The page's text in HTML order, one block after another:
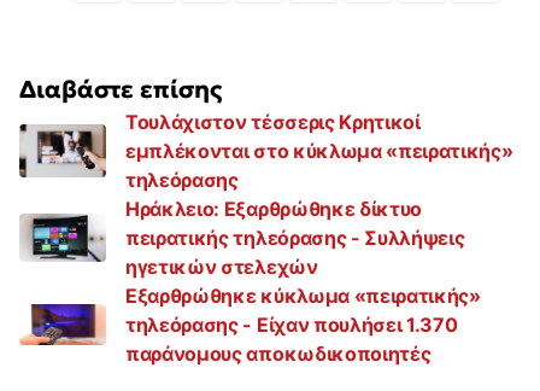
Διαβάστε επίσης
Τουλάχιστον τέσσερις Κρητικοί
εμπλέκονται στο κύκλωμα «πειρατικής»
τηλεόρασης
Ηράκλειο: Εξαρθρώθηκε δίκτυο
πειρατικής τηλεόρασης - Συλλήψεις
ηγετικών στελεχών
Εξαρθρώθηκε κύκλωμα «πειρατικής»
τηλεόρασης - Είχαν πουλήσει 1.370
παράνομους αποκωδικοποιητές